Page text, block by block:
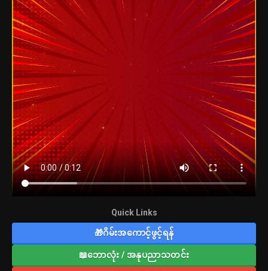
Quick Links
🎁ဂိမ်းအကောင့်ဖွင့်ရန်
📖ဘောလုံး / အနုပညာသတင်း